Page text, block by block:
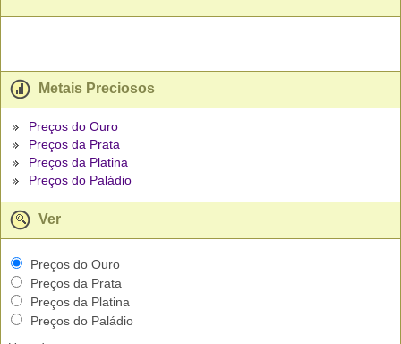
Metais Preciosos
Preços do Ouro
Preços da Prata
Preços da Platina
Preços do Paládio
Ver
Preços do Ouro
Preços da Prata
Preços da Platina
Preços do Paládio